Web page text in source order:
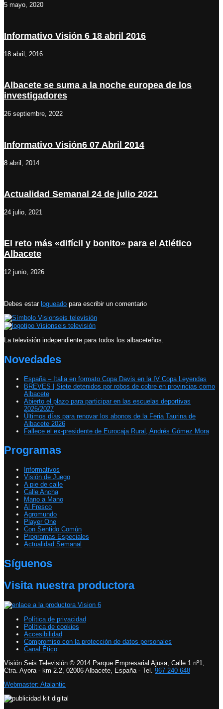
5 mayo, 2020
Informativo Visión 6 18 abril 2016
18 abril, 2016
Albacete se suma a la noche europea de los
investigadores
26 septiembre, 2022
Informativo Visión6 07 Abril 2014
8 abril, 2014
Actualidad Semanal 24 de julio 2021
24 julio, 2021
El reto más «difícil y bonito» para el Atlético
Albacete
12 junio, 2026
Debes estar logueado para escribir un comentario
La televisión independiente para todos los albaceteños.
Novedades
España – Italia en formato Copa Davis en la IV Copa Leyendas
BREVES | Siete detenidos por robos de cobre en provincias como
Albacete
Abierto el plazo para participar en las escuelas deportivas
2026/2027
Últimos días para renovar los abonos de la Feria Taurina de
Albacete 2026
Fallece el ex-presidente de Eurocaja Rural, Andrés Gómez Mora
Programas
Informativos
Visión de Juego
A pie de calle
Calle Ancha
Mano a Mano
Al Fresco
Agromundo
Player One
Con Sentido Común
Programas Especiales
Actualidad Semanal
Síguenos
Visita nuestra productora
Política de privacidad
Política de cookies
Accesibilidad
Compromiso con la protección de datos personales
Canal Ético
Visión Seis Televisión © 2014 Parque Empresarial Ajusa, Calle 1 nº1,
Ctra. Ayora - km 2.2, 02006 Albacete, España - Tel. 967 240 648
Webmaster: Atalantic